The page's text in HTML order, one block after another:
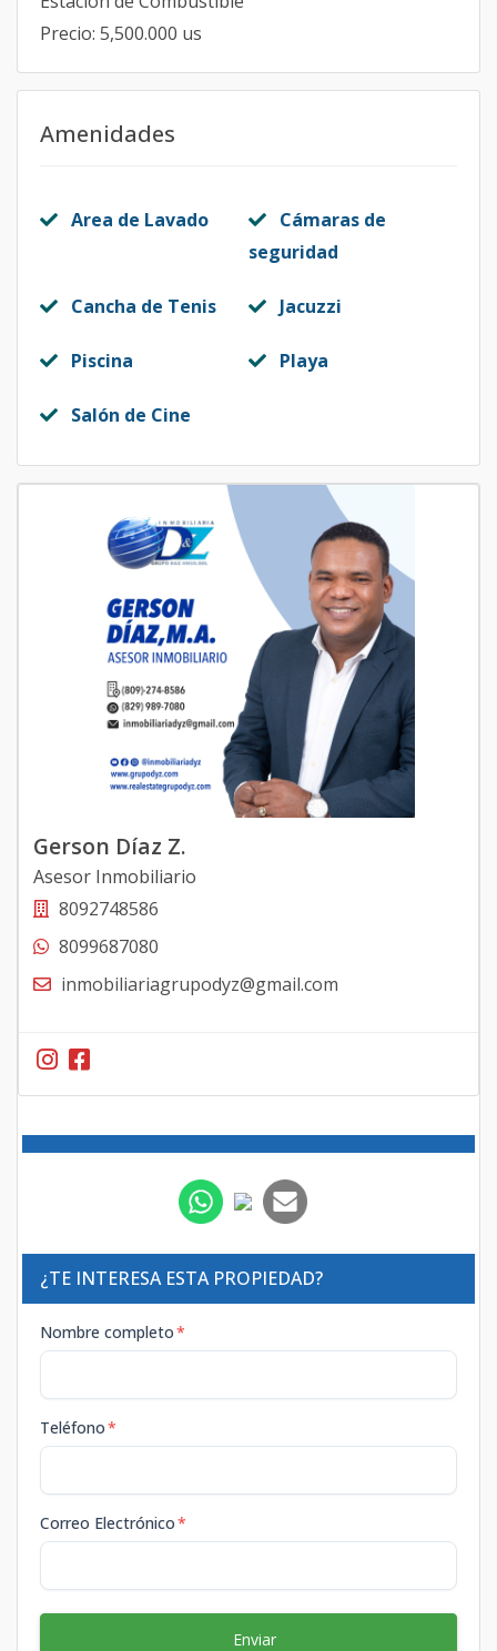
Precio: 5,500.000 us
Amenidades
Area de Lavado
Cámaras de
seguridad
Cancha de Tenis Jacuzzi
Piscina Playa
Salón de Cine
Gerson Díaz Z.
Asesor Inmobiliario
8092748586
8099687080
inmobiliariagrupodyz@gmail.com
¿TE INTERESA ESTA PROPIEDAD?
Nombre completo*
Teléfono*
Correo Electrónico*
Enviar